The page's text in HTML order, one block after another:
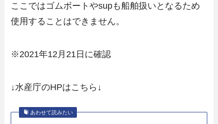
ここではゴムボートやsupも船舶扱いとなるため
使用することはできません。
※2021年12月21日に確認
↓水産庁のHPはこちら↓
あわせて読みたい